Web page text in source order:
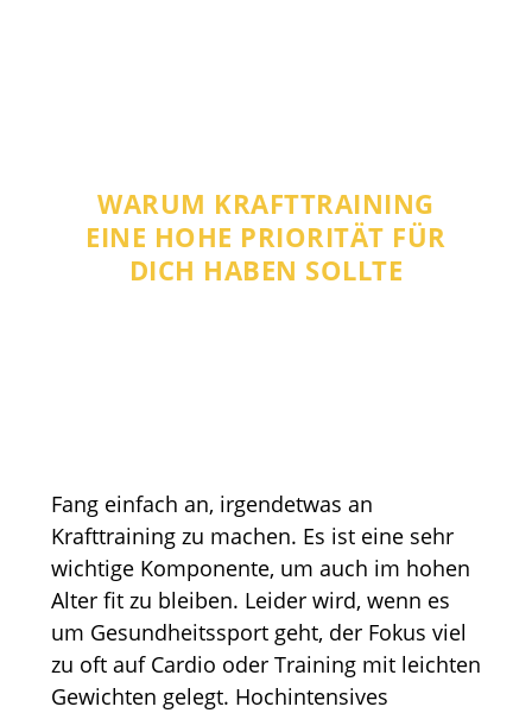
WARUM KRAFTTRAINING
EINE HOHE PRIORITÄT FÜR
DICH HABEN SOLLTE
Fang einfach an, irgendetwas an
Krafttraining zu machen. Es ist eine sehr
wichtige Komponente, um auch im hohen
Alter fit zu bleiben. Leider wird, wenn es
um Gesundheitssport geht, der Fokus viel
zu oft auf Cardio oder Training mit leichten
Gewichten gelegt. Hochintensives